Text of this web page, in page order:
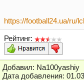
https://football24.ua/ru/
Рейтинг:
Добавил: Na100yashiy
Дата добавления: